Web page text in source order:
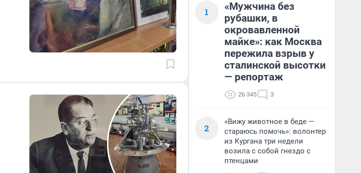
1
«Мужчина без
рубашки, в
окровавленной
майке»: как Москва
пережила взрыв у
сталинской высотки
— репортаж
26 345 3
2
«Вижу животное в беде —
стараюсь помочь»: волонтер
из Кургана три недели
возила с собой гнездо с
птенцами